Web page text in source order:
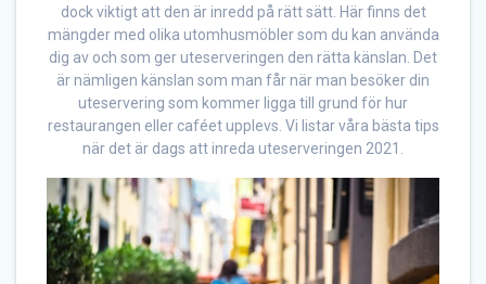
dock viktigt att den är inredd på rätt sätt. Här finns det
mängder med olika utomhusmöbler som du kan använda
dig av och som ger uteserveringen den rätta känslan. Det
är nämligen känslan som man får när man besöker din
uteservering som kommer ligga till grund för hur
restaurangen eller caféet upplevs. Vi listar våra bästa tips
när det är dags att inreda uteserveringen 2021.